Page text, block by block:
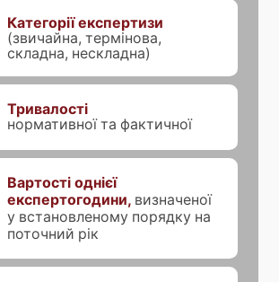
Категорії експертизи
(звичайна, термінова,
складна, нескладна)
Тривалості
нормативної та фактичної
Вартості однієї
експертогодини, визначеної
у встановленому порядку на
поточний рік